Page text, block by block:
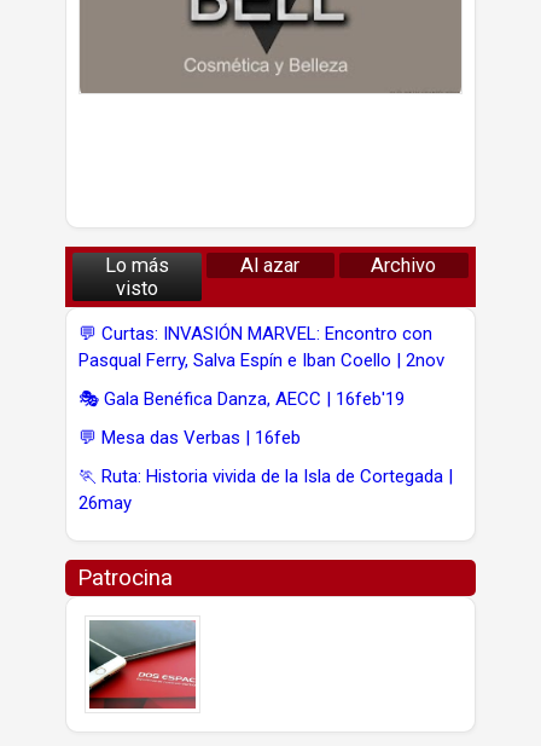
Lo más
visto
Al azar Archivo
💬 Curtas: INVASIÓN MARVEL: Encontro con
Pasqual Ferry, Salva Espín e Iban Coello | 2nov
🎭 Gala Benéfica Danza, AECC | 16feb'19
💬 Mesa das Verbas | 16feb
🏃 Ruta: Historia vivida de la Isla de Cortegada |
26may
Patrocina